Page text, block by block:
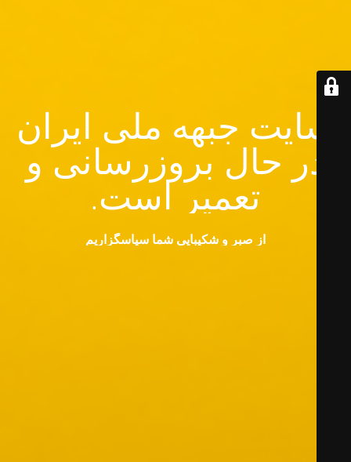
سایت جبهه ملی ایران
در حال بروزرسانی و
تعمیر است.
از صبر و شکیبایی شما سپاسگزاریم